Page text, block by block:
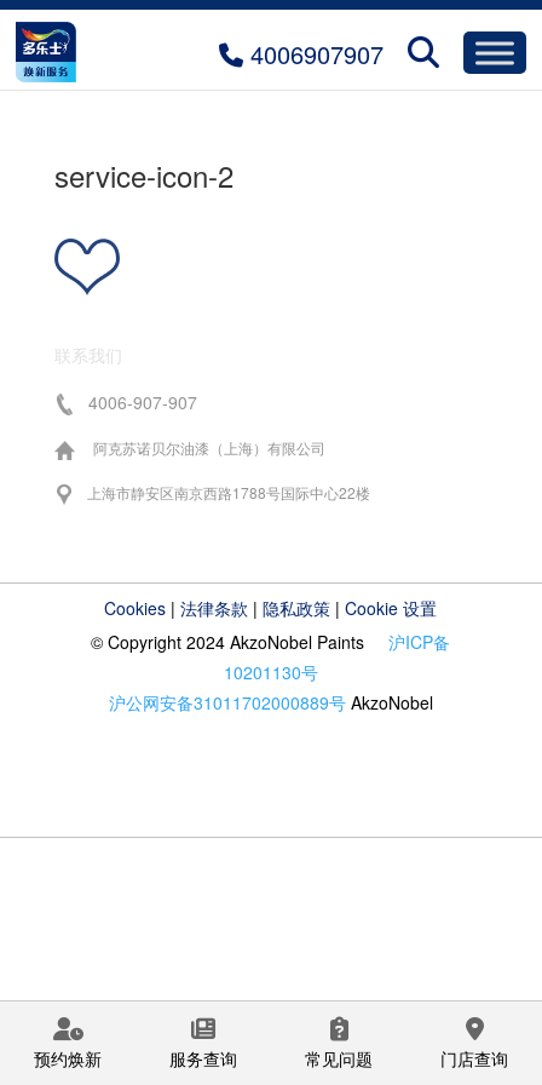
4006907907
service-icon-2
联系我们
4006-907-907
阿克苏诺贝尔油漆（上海）有限公司
上海市静安区南京西路1788号国际中心22楼
Cookies |法律条款 |隐私政策 |Cookie 设置
© Copyright 2024 AkzoNobel Paints沪ICP备
10201130号
沪公网安备31011702000889号 AkzoNobel
预约焕新 服务查询 常见问题 门店查询